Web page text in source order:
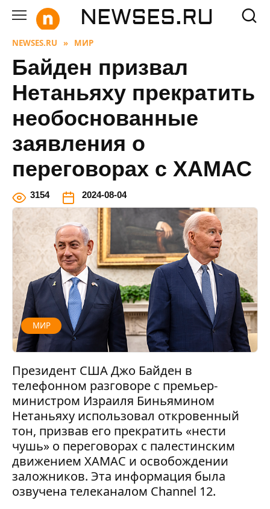
Перейти
содержанию
NEWSES.RU
NEWSES.RU » МИР
Байден призвал
Нетаньяху прекратить
необоснованные
заявления о
переговорах с ХАМАС
3154 2024-08-04
МИР
Президент США Джо Байден в
телефонном разговоре с премьер-
министром Израиля Биньямином
Нетаньяху использовал откровенный
тон, призвав его прекратить «нести
чушь» о переговорах с палестинским
движением ХАМАС и освобождении
заложников. Эта информация была
озвучена телеканалом Channel 12.